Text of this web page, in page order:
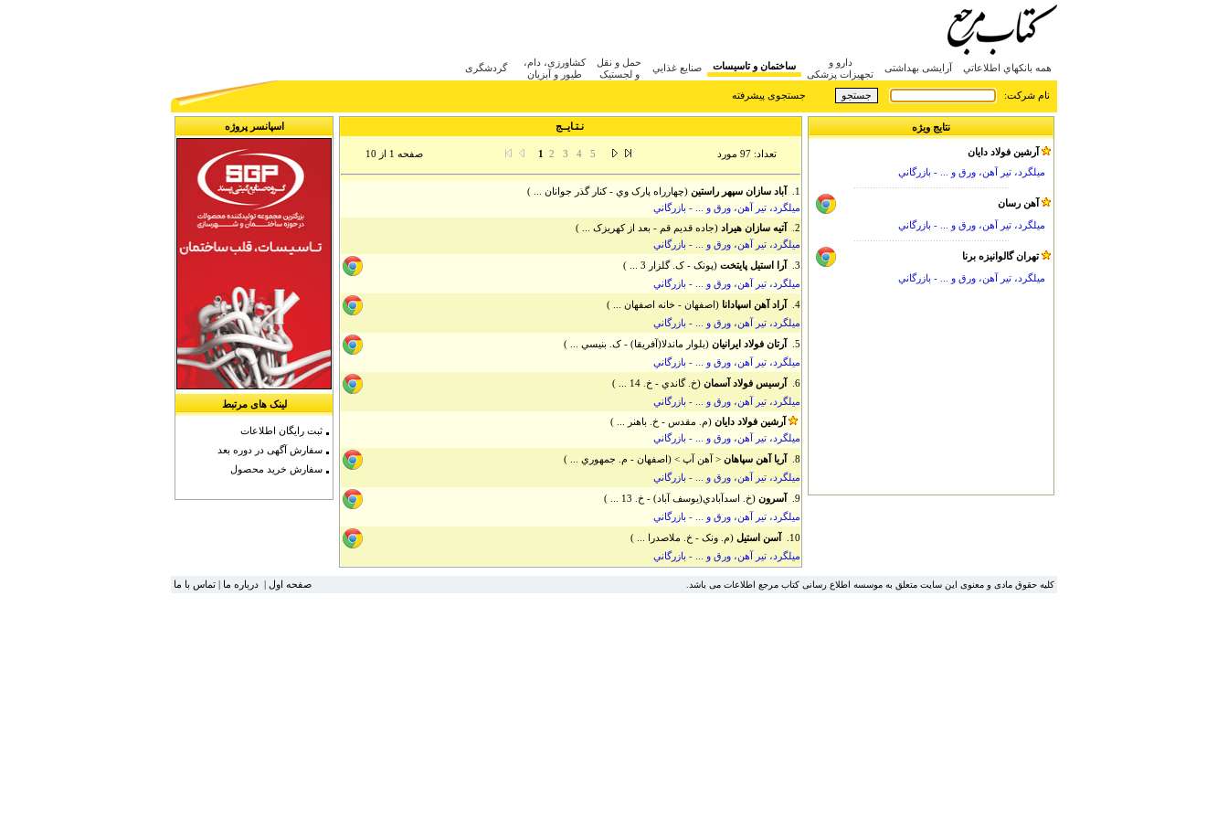
همه بانکهاي اطلاعاتي آرایشی بهداشتی
دارو و
تجهیزات پزشکی
ساختمان و تاسيسات صنايع غذايي
حمل و نقل
و لجستیک
کشاورزی، دام،
طیور و آبزیان
گردشگری
جستجوی پیشرفته :نام شرکت
اسپانسر پروژه
لینک های مرتبط
ثبت رایگان اطلاعات
سفارش آگهی در دوره بعد
سفارش خرید محصول
نـتـایــج
تعداد: 97 مورد 4
1 صفحه 1 از 10
1. آباد سازان سپهر راستين (چهارراه پارک وي - کنار گذر جوانان ... )
ميلگرد، تير آهن، ورق و ... - بازرگاني
2.
آتيه سازان هيراد (جاده قديم قم - بعد از کهريزک ... )
ميلگرد، تير آهن، ورق و ... - بازرگاني
3. آرا استيل پايتخت (پونک - ک. گلزار 3 ... )
ميلگرد، تير آهن، ورق و ... - بازرگاني
4. آراد آهن اسپادانا (اصفهان - خانه اصفهان ... )
ميلگرد، تير آهن، ورق و ... - بازرگاني
5. آرتان فولاد ايرانيان (بلوار ماندلا(آفريقا) - ک. بنيسي ... )
ميلگرد، تير آهن، ورق و ... - بازرگاني
6. آرسيس فولاد آسمان (خ. گاندي - خ. 14 ... )
ميلگرد، تير آهن، ورق و ... - بازرگاني
آرشين فولاد دايان (م. مقدس - خ. باهنر ... )
ميلگرد، تير آهن، ورق و ... - بازرگاني
8. آريا آهن سپاهان < آهن آپ > (اصفهان - م. جمهوري ... )
ميلگرد، تير آهن، ورق و ... - بازرگاني
9. آسرون (خ. اسدآبادي(يوسف آباد) - خ. 13 ... )
ميلگرد، تير آهن، ورق و ... - بازرگاني
10. آسن استيل (م. ونک - خ. ملاصدرا ... )
ميلگرد، تير آهن، ورق و ... - بازرگاني
نتایج ویژه
آرشين فولاد دايان
ميلگرد، تير آهن، ورق و ... - بازرگاني
آهن رسان
ميلگرد، تير آهن، ورق و ... - بازرگاني
تهران گالوانيزه برنا
ميلگرد، تير آهن، ورق و ... - بازرگاني
صفحه اول درباره ما تماس با ما .کلیه حقوق مادی و معنوی این سایت متعلق به موسسه اطلاع رسانی کتاب مرجع اطلاعات می باشد